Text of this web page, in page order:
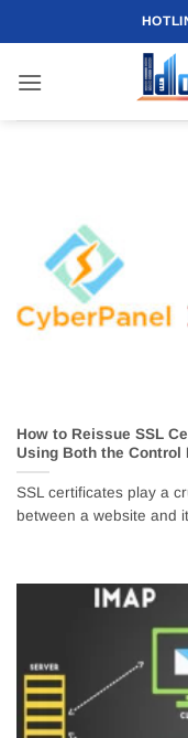
to
How to Reissue SSL
Using Both the Control
SSL certificates play a
between a website and